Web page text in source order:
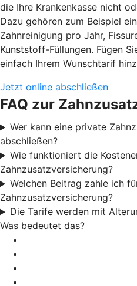
die Ihre Krankenkasse nicht
Dazu gehören zum Beispiel
Zahnreinigung pro Jahr,
Kunststoff-Füllungen. Fügen
einfach Ihrem Wunschtarif
Jetzt online abschließen
FAQ zur
Wer kann eine private
abschließen?
Wie funktioniert die
Zahnzusatzversicherung?
Welchen Beitrag zahle ich
Zahnzusatzversicherung?
Die Tarife werden mit
Was bedeutet das?